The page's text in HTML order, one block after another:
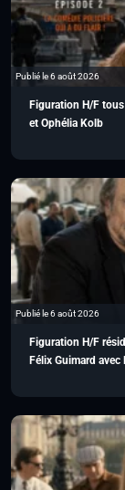
Publié le 6 août 2026
Figuration H/F
et Ophélia Kolb
Publié le 6 août 2026
Figuration H/F
Félix Guimard